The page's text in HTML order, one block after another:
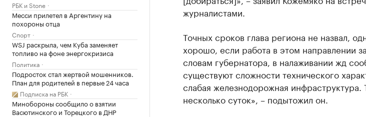
РБК и Stone
Месси прилетел в Аргентину на
похороны отца
Спорт
WSJ раскрыла, чем Куба заменяет
топливо на фоне энергокризиса
Политика
Подросток стал жертвой мошенников.
План для родителей в первые 24 часа
Подписка на РБК
Минобороны сообщило о взятии
Васютинского и Торецкого в ДНР
журналистами.
Точных сроков глава региона не назвал,
хорошо, если работа в этом направлении
словам губернатора, в налаживании жд
существуют сложности технического
слабая железнодорожная инфраструктура.
несколько суток», – подытожил он.